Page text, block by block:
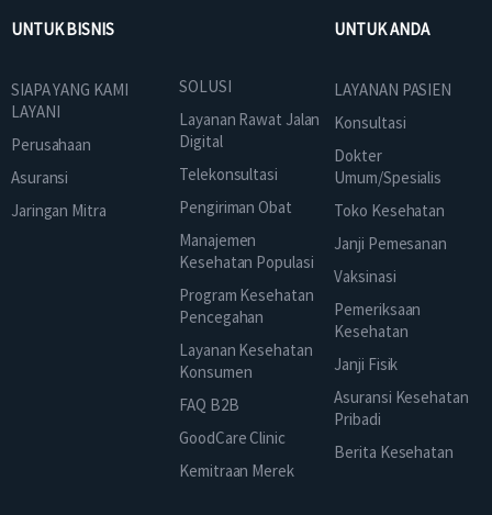
UNTUK BISNIS
SIAPA YANG KAMI
LAYANI
Perusahaan
Asuransi
Jaringan Mitra
SOLUSI
Layanan Rawat Jalan
Digital
Telekonsultasi
Pengiriman Obat
Manajemen
Kesehatan Populasi
Program Kesehatan
Pencegahan
Layanan Kesehatan
Konsumen
FAQ B2B
GoodCare Clinic
Kemitraan Merek
UNTUK ANDA
LAYANAN PASIEN
Konsultasi
Dokter
Umum/Spesialis
Toko Kesehatan
Janji Pemesanan
Vaksinasi
Pemeriksaan
Kesehatan
Janji Fisik
Asuransi Kesehatan
Pribadi
Berita Kesehatan